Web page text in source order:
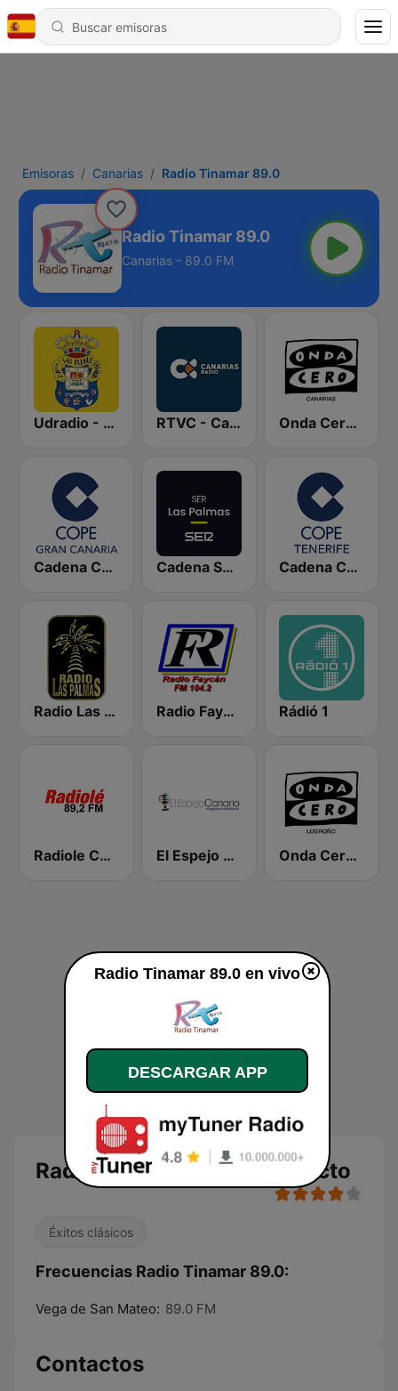
Emisoras Canarias Radio Tinamar 89.0
Radio Tinamar 89.0
Canarias - 89.0 FM
Udradio - U.D. Las Palmas RTVC - Canarias Radio Onda Cero Las Palmas
Cadena COPE Gran Canaria Cadena SER Las Palmas Cadena COPE Tenerife
Radio Las Palmas Radio Faycán Rádió 1
Radiole Costa de la Luz El Espejo Canario Onda Cero Logroño
Radio Tinamar 89.0 en directo
Éxitos clásicos
Frecuencias Radio Tinamar 89.0:
Vega de San Mateo: 89.0 FM
Contactos
Radio Tinamar 89.0 en vivo
DESCARGAR APP